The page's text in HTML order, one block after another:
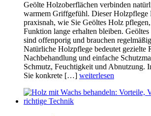
Geölte Holzoberflächen verbinden
warmem Griffgefühl. Dieser Holzpflege
praxisnah, wie Sie Geöltes Holz
Funktion lange erhalten bleiben.
sind offenporig und brauchen
Natürliche Holzpflege bedeutet gezielte
Nachbehandlung und einfache
Schmutz, Feuchtigkeit und Abnutzung.
Sie konkrete […] weiterlesen